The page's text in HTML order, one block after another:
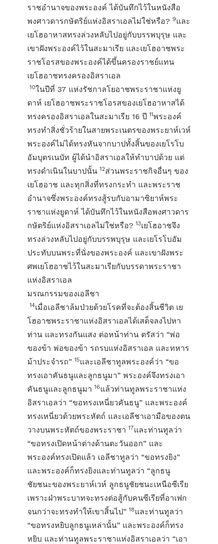
ราชอำนาจของพระองค์ ได้บันทึกไว้ในหนังสือ
พงศาวดารกษัตริย์แห่งอิสราเอลไม่ใช่หรือ? 9และ
เยโฮอาหาสทรงล่วงหลับไปอยู่กับบรรพบุรุษ และ
เขาฝังพระองค์ไว้ในสะมาเรีย และเยโฮอาชพระ
ราชโอรสของพระองค์ได้ขึ้นครองราชย์แทน
เยโฮอาชทรงครองอิสราเอล
10ในปีที่ 37 แห่งรัชกาลโยอาชพระราชาแห่งยู
ดาห์ เยโฮอาชพระราชโอรสของเยโฮอาหาสได้
ทรงครองอิสราเอลในสะมาเรีย 16 ปี11พระองค์
ทรงทำสิ่งชั่วร้ายในสายพระเนตรของพระยาห์เวห์
พระองค์ไม่ได้ทรงหันจากบาปทั้งสิ้นของเยโรโบ
อัมบุตรเนบัท ผู้ได้นำอิสราเอลให้ทำบาปด้วย แต่
ทรงดำเนินในบาปนั้น12ส่วนพระราชกิจอื่นๆ ของ
เยโฮอาช และทุกสิ่งที่ทรงกระทำ และพระราช
อำนาจซึ่งพระองค์ทรงสู้รบกับอามาซิยาห์พระ
ราชาแห่งยูดาห์ ได้บันทึกไว้ในหนังสือพงศาวดาร
กษัตริย์แห่งอิสราเอลไม่ใช่หรือ?13เยโฮอาชจึง
ทรงล่วงหลับไปอยู่กับบรรพบุรุษ และเยโรโบอัม
ประทับบนพระที่นั่งของพระองค์ และเขาฝังพระ
ศพเยโฮอาชไว้ในสะมาเรียกับบรรดาพระราชา
แห่งอิสราเอล
มรณกรรมของเอลีชา
14เมื่อเอลีชาล้มป่วยด้วยโรคที่จะต้องสิ้นชีวิต เย
โฮอาชพระราชาแห่งอิสราเอลได้เสด็จลงไปหา
ท่าน และทรงกันแสง ต่อหน้าท่าน ตรัสว่า “พ่อ
ของข้า พ่อของข้า รถรบแห่งอิสราเอล และทหาร
ม้าประจำรถ”15และเอลีชาทูลพระองค์ว่า “ขอ
ทรงเอาคันธนูและลูกธนูมา” พระองค์จึงทรงเอา
คันธนูและลูกธนูมา16แล้วท่านทูลพระราชาแห่ง
อิสราเอลว่า “ขอทรงเหนี่ยวคันธนู” และพระองค์
ทรงเหนี่ยวด้วยพระหัตถ์ และเอลีชาเอามือของตน
วางบนพระหัตถ์ของพระราชา17และท่านทูลว่า
“ขอทรงเปิดหน้าต่างด้านตะวันออก” และ
พระองค์ทรงเปิดแล้ว เอลีชาทูลว่า “ขอทรงยิง”
และพระองค์ก็ทรงยิงและท่านทูลว่า “ลูกธนู
ชัยชนะของพระยาห์เวห์ ลูกธนูชัยชนะเหนือซีเรีย
เพราะฝ่าพระบาทจะทรงต่อสู้กับคนซีเรียที่อาเฟก
จนกว่าจะทรงทำให้เขาสิ้นไป”18และท่านทูลว่า
“ขอทรงหยิบลูกธนูเหล่านั้น” และพระองค์ก็ทรง
หยิบ และท่านทูลพระราชาแห่งอิสราเอลว่า “เอา